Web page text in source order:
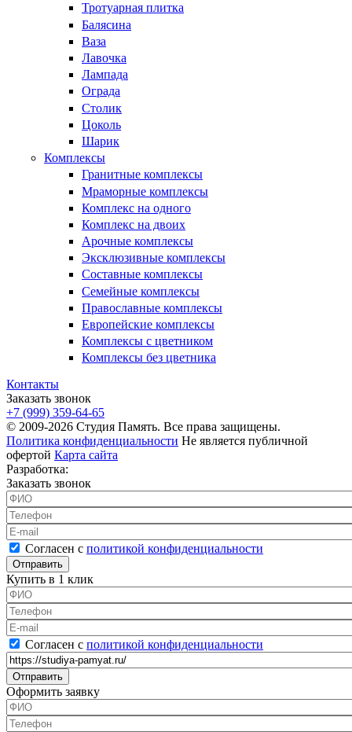
Тротуарная плитка
Балясина
Ваза
Лавочка
Лампада
Ограда
Столик
Цоколь
Шарик
Комплексы
Гранитные комплексы
Мраморные комплексы
Комплекс на одного
Комплекс на двоих
Арочные комплексы
Эксклюзивные комплексы
Составные комплексы
Семейные комплексы
Православные комплексы
Европейские комплексы
Комплексы с цветником
Комплексы без цветника
Контакты
Заказать звонок
+7 (999) 359-64-65
© 2009-2026 Студия Память. Все права защищены.
Политика конфиденциальности Не является публичной
офертой Карта сайта
Разработка:
Заказать звонок
ФИО
Телефон
E-mail
Согласен с политикой конфиденциальности*
Согласен с политикой конфиденциальности
Купить в 1 клик
ФИО
Телефон
E-mail
Согласен с политикой конфиденциальности*
Согласен с политикой конфиденциальности
Ссылка на товар
Оформить заявку
ФИО
Телефон